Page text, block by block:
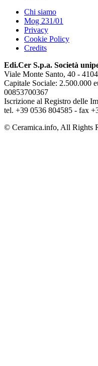
Chi siamo
Mog 231/01
Privacy
Cookie Policy
Credits
Edi.Cer S.p.a. Società
Viale Monte Santo, 40 -
Capitale Sociale: 2.500.000
00853700367
Iscrizione al Registro delle
tel. +39 0536 804585 - fax
© Ceramica.info, All Rights